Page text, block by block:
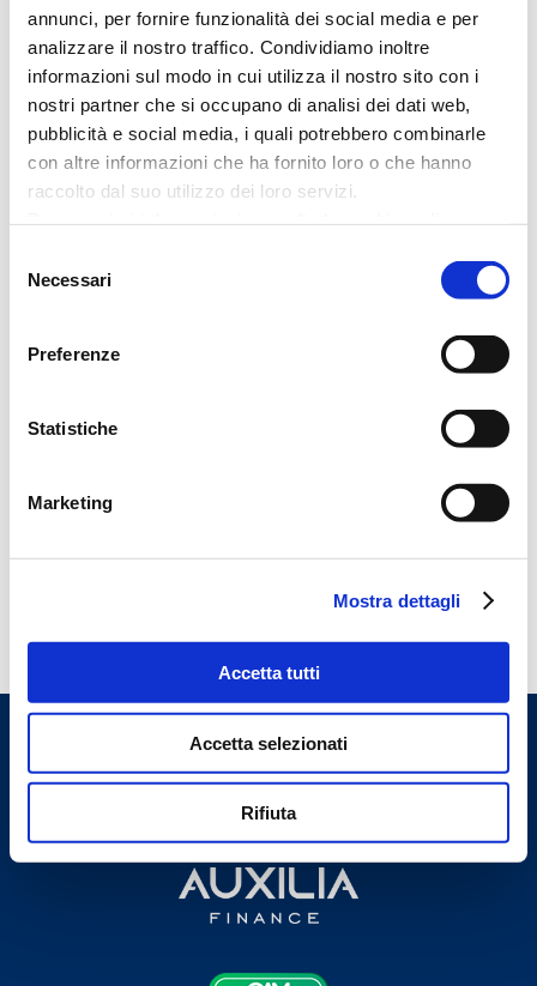
annunci, per fornire funzionalità dei social media e per
analizzare il nostro traffico. Condividiamo inoltre
informazioni sul modo in cui utilizza il nostro sito con i
nostri partner che si occupano di analisi dei dati web,
pubblicità e social media, i quali potrebbero combinarle
con altre informazioni che ha fornito loro o che hanno
raccolto dal suo utilizzo dei loro servizi.
delNecessari
Preferenze
Statistiche
Marketing
Mostra dettagli
Accetta tutti
Accetta selezionati
Rifiuta
Rating della Legalità
contraddistingue per il costante rispetto dei principi etici, di
L’adozione del Modello Organizzativo di gestione dei rischi
dall’Autorità Garante della Concorrenza e del Mercato il